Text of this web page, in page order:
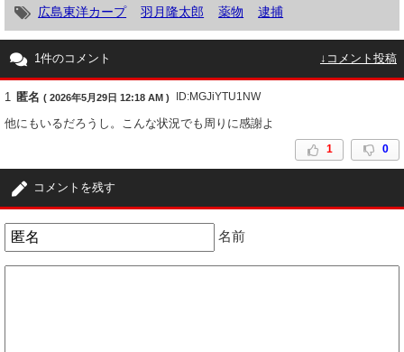
広島東洋カープ 羽月隆太郎 薬物 逮捕
1件のコメント ↓コメント投稿
1 匿名 ( 2026年5月29日 12:18 AM ) ID:MGJiYTU1NW
他にもいるだろうし。こんな状況でも周りに感謝よ
1 0
コメントを残す
名前